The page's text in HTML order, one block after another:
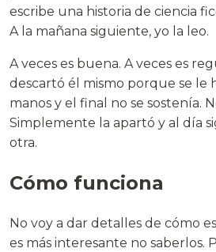
escribe una historia de ciencia
A la mañana siguiente, yo la leo.
A veces es buena. A veces es
descartó él mismo porque se le
manos y el final no se sostenía.
Simplemente la apartó y al día
otra.
Cómo funciona
No voy a dar detalles de cómo
es más interesante no saberlos.